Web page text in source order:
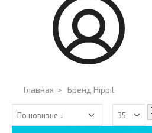
Главная > Бренд Hippil